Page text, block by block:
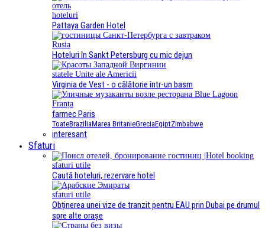
hoteluri
Pattaya Garden Hotel
Rusia
Hoteluri în Sankt Petersburg cu mic dejun
statele Unite ale Americii
Virginia de Vest - o călătorie într-un basm
Franța
farmec Paris
ToateBraziliaMarea BritanieGreciaEgiptZimbabwe
interesant
Sfaturi
sfaturi utile
Caută hoteluri, rezervare hotel
sfaturi utile
Obținerea unei vize de tranzit pentru EAU prin Dubai pe drumul
spre alte orașe